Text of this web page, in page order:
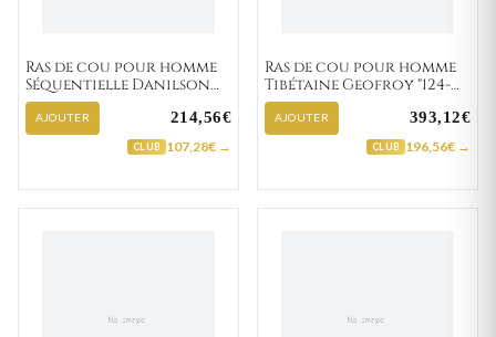
Ras de cou pour homme
Séquentielle Danilson
"084-1A"
AJOUTER 214,56€
CLUB 107,28€ →
Ras de cou pour homme
Tibétaine Geofroy "124-
4A"
AJOUTER 393,12€
CLUB 196,56€ →